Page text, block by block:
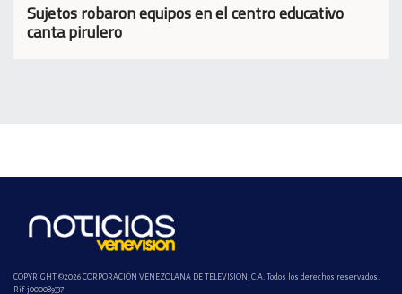
Sujetos robaron equipos en el centro educativo
canta pirulero
COPYRIGHT ©2026 CORPORACIÓN VENEZOLANA DE TELEVISION, C.A. Todos los derechos reservados.
Rif-j000089337